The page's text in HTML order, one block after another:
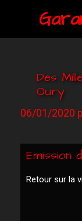
Des
Oury
06/01/2020
Emission
Retour sur la